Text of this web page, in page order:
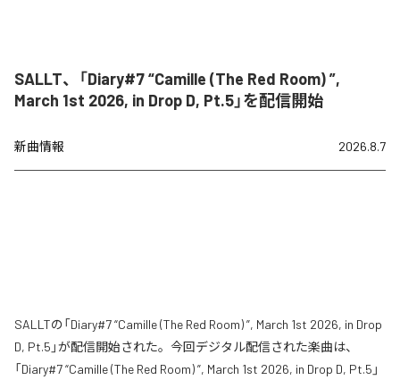
SALLT、「Diary#7 “Camille (The Red Room) ”,
March 1st 2026, in Drop D, Pt.5」を配信開始
新曲情報 2026.8.7
SALLTの「Diary#7 “Camille (The Red Room) ”, March 1st 2026, in Drop
D, Pt.5」が配信開始された。今回デジタル配信された楽曲は、
「Diary#7 “Camille (The Red Room) ”, March 1st 2026, in Drop D, Pt.5」